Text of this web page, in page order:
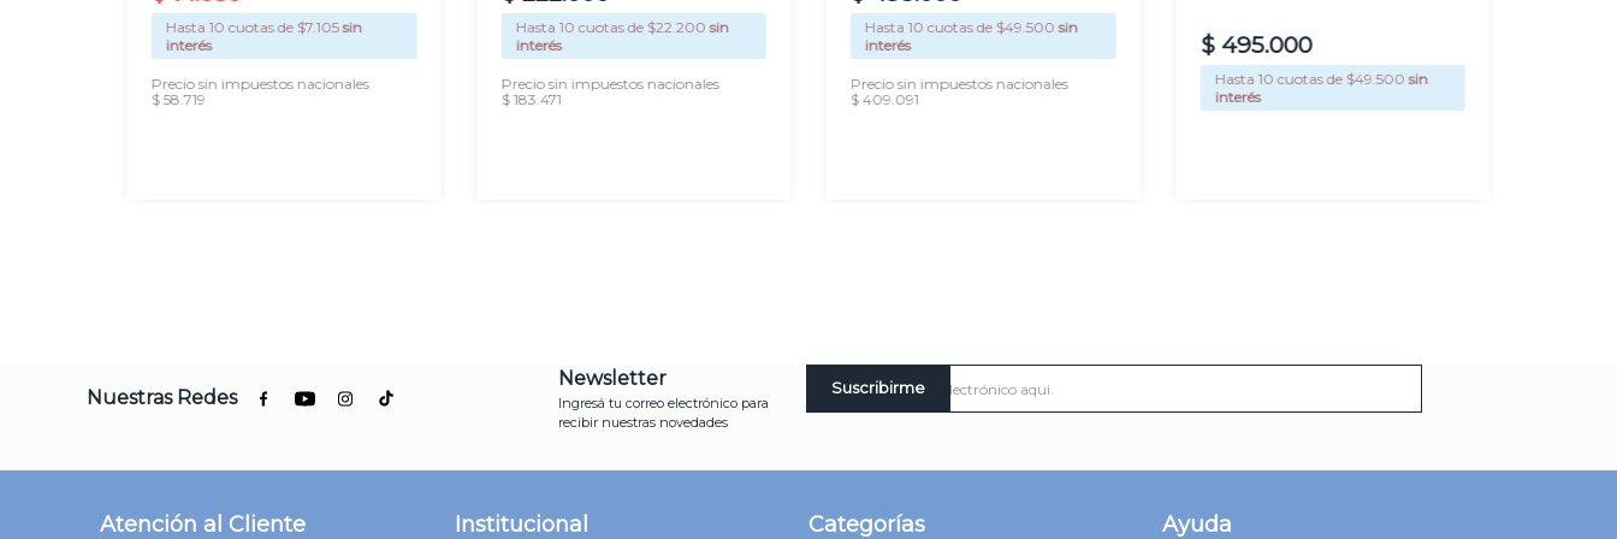
Hasta 10 cuotas de $7.105 sin
interés
Precio sin impuestos nacionales
$ 58.719
Hasta 10 cuotas de $22.200 sin
interés
Precio sin impuestos nacionales
$ 183.471
Hasta 10 cuotas de $49.500 sin
interés
Precio sin impuestos nacionales
$ 409.091
$ 495.000
Hasta 10 cuotas de $49.500 sin
interés
Nuestras Redes
Newsletter
Ingresá tu correo electrónico para
recibir nuestras novedades
Suscribirme
Atención al Cliente Institucional Categorías Ayuda